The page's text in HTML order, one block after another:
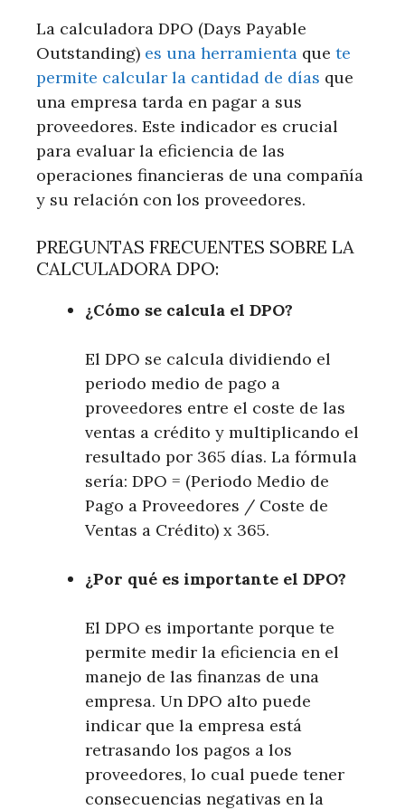
La calculadora DPO (Days Payable
Outstanding) es una herramienta que te
permite calcular la cantidad de días que
una empresa tarda en pagar a sus
proveedores. Este indicador es crucial
para evaluar la eficiencia de las
operaciones financieras de una compañía
y su relación con los proveedores.
PREGUNTAS FRECUENTES SOBRE LA
CALCULADORA DPO:
¿Cómo se calcula el DPO?
El DPO se calcula dividiendo el
periodo medio de pago a
proveedores entre el coste de las
ventas a crédito y multiplicando el
resultado por 365 días. La fórmula
sería: DPO = (Periodo Medio de
Pago a Proveedores / Coste de
Ventas a Crédito) x 365.
¿Por qué es importante el DPO?
El DPO es importante porque te
permite medir la eficiencia en el
manejo de las finanzas de una
empresa. Un DPO alto puede
indicar que la empresa está
retrasando los pagos a los
proveedores, lo cual puede tener
consecuencias negativas en la